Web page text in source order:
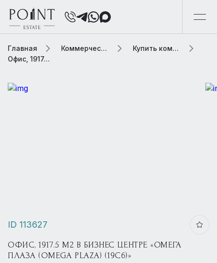
Главная Коммерческая элитная недвижимость
Купить коммерческую недвижимость
Офис, 1917.5 м2 В бизнес центре «Омега Плаза (Omega Plaza) (19с6)»
ID 113627
ОФИС, 1917.5 М2 В БИЗНЕС ЦЕНТРЕ «ОМЕГА
ПЛАЗА (OMEGA PLAZA) (19С6)»